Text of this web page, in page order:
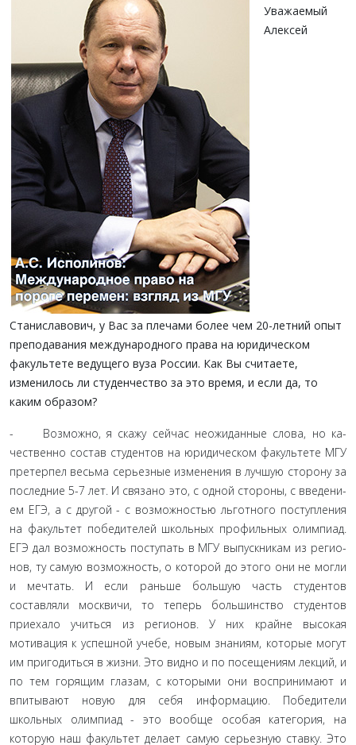
Уважаемый
Алексей
Станиславович, у Вас за пле­чами более чем 20-летний опыт
преподавания междуна­родного права на юридическом
факультете ведущего вуза России. Как Вы считаете,
изменилось ли студенчество за это время, и если да, то
каким образом?
- Возможно, я скажу сейчас неожиданные слова, но ка­
чественно состав студентов на юридическом факультете МГУ
претерпел весьма серьезные изменения в лучшую сторону за
последние 5-7 лет. И связано это, с одной стороны, с введени­
ем ЕГЭ, а с другой - с возможностью льготного поступления
на факультет победителей школьных профильных олимпиад.
ЕГЭ дал возможность поступать в МГУ выпускникам из регио­
нов, ту самую возможность, о которой до этого они не могли
и мечтать. И если раньше большую часть студентов
составляли москвичи, то теперь большинство студентов
приехало учиться из регионов. У них крайне высокая
мотивация к успешной уче­бе, новым знаниям, которые могут
им пригодиться в жизни. Это видно и по посещениям лекций, и
по тем горящим гла­зам, с которыми они воспринимают и
впитывают новую для себя информацию. Победители
школьных олимпиад - это вообще особая категория, на
которую наш факультет делает самую серьезную ставку. Это